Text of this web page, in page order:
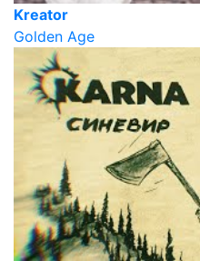
Kreator
Golden Age